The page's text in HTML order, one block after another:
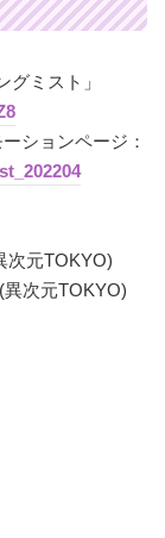
ミスト」
ションページ：
次元TOKYO)
次元TOKYO)